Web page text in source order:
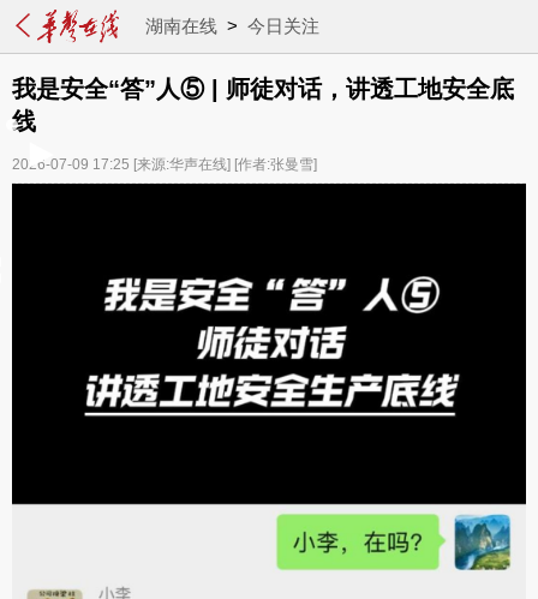
湖南在线> 今日关注
我是安全“答”人⑤ | 师徒对话，讲透工地安全底
线
2026-07-09 17:25 [来源:华声在线] [作者:张曼雪]